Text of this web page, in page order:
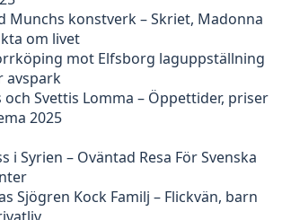
Munchs konstverk – Skriet, Madonna
om livet
mot Elfsborg laguppställning
avspark
och Svettis Lomma – Öppettider, priser
2025
i Syrien – Oväntad Resa För Svenska
Sjögren Kock Familj – Flickvän, barn